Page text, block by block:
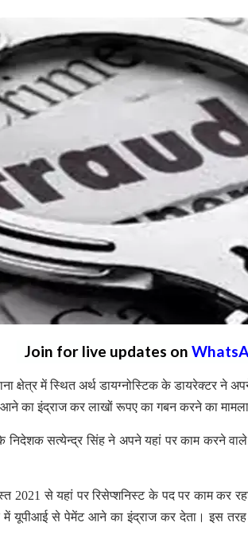
Join for live updates on
क्षेत्र में स्थित अर्थ डायग्नोस्टिक के डायरेक्टर ने
इंद्राज कर लाखों रूपए का गबन करने का मामला
निदेशक सत्येन्द्र सिंह ने अपने यहां पर काम करने
2021 से यहां पर रिसेप्शनिस्ट के पद पर काम कर
यूपीआई से पेमेंट आने का इंद्राज कर देता। इस तरह